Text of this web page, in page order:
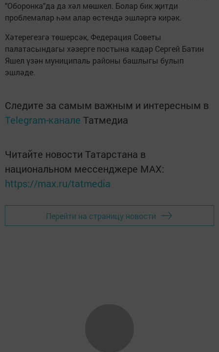
"Оборонка"да да хәл мөшкел. Болар бик җитди
проблемалар һәм алар өстендә эшләргә кирәк.
Хәтерегезгә төшерсәк, Федерация Советы
палатасындагы хәзерге постына кадәр Сергей Батин
Яшел үзән муниципаль районы башлыгы булып
эшләде.
Следите за самым важным и интересным в
Telegram-канале Татмедиа
Читайте новости Татарстана в
национальном мессенджере MАХ:
https://max.ru/tatmedia
Перейти на страницу новости